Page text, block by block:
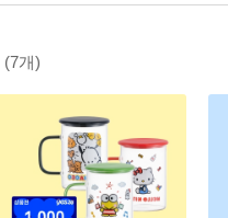
(7개)